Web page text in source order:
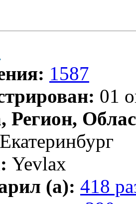
1587
01
Регион,
Екатеринбург
Yevlax
(а): 418